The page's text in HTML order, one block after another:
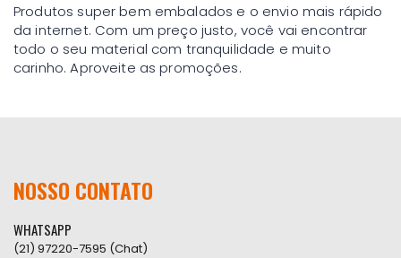
Produtos super bem embalados e o envio mais rápido
da internet. Com um preço justo, você vai encontrar
todo o seu material com tranquilidade e muito
carinho. Aproveite as promoções.
NOSSO CONTATO
WHATSAPP
(21) 97220-7595 (Chat)